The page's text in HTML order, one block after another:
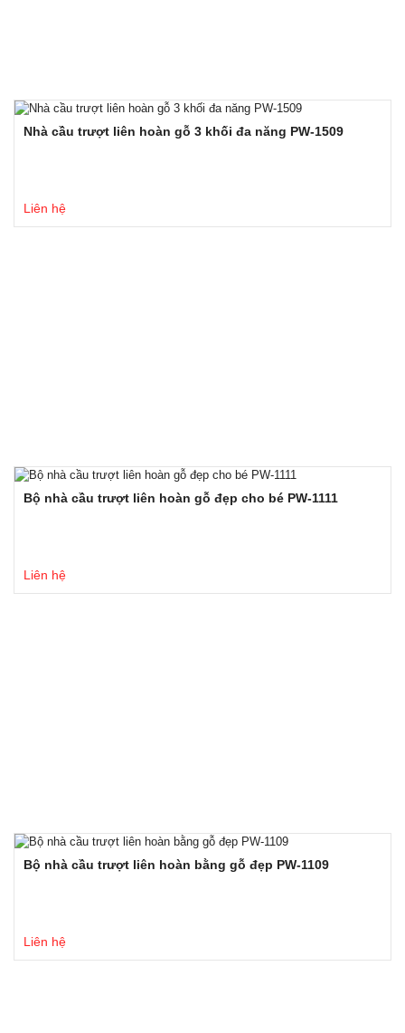
Nhà cầu trượt liên hoàn gỗ 3 khối đa năng PW-1509
Liên hệ
Bộ nhà cầu trượt liên hoàn gỗ đẹp cho bé PW-1111
Liên hệ
Bộ nhà cầu trượt liên hoàn bằng gỗ đẹp PW-1109
Liên hệ